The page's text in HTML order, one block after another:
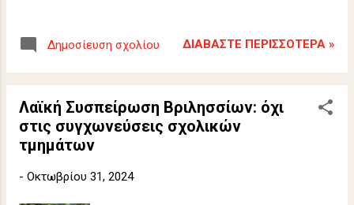
Δημοσίευση σχολίου ΔΙΑΒΆΣΤΕ ΠΕΡΙΣΣΌΤΕΡΑ »
Λαϊκή Συσπείρωση Βριλησσίων: όχι
στις συγχωνεύσεις σχολικών
τμημάτων
- Οκτωβρίου 31, 2024